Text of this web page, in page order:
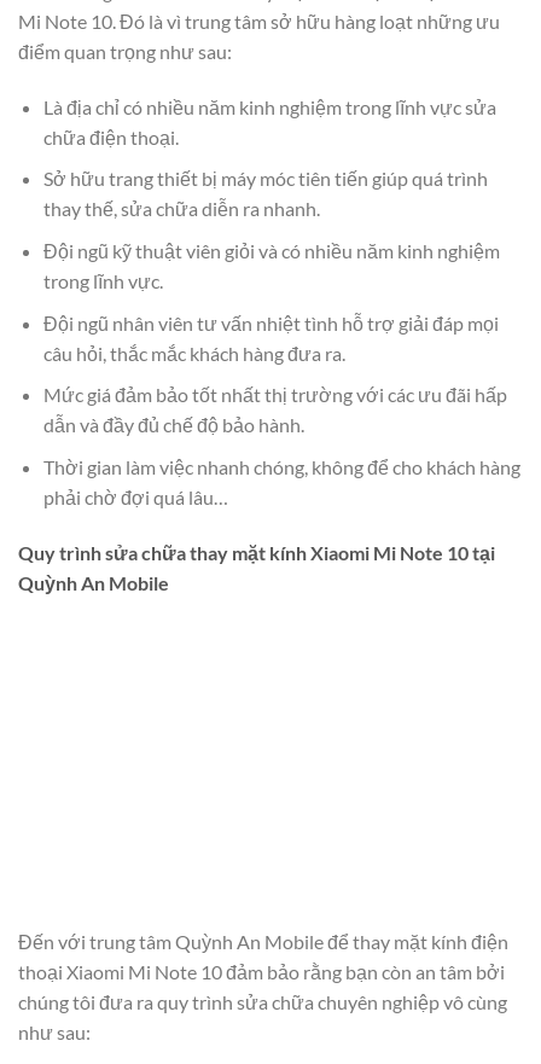
Mi Note 10. Đó là vì trung tâm sở hữu hàng loạt những ưu
điểm quan trọng như sau:
Là địa chỉ có nhiều năm kinh nghiệm trong lĩnh vực sửa
chữa điện thoại.
Sở hữu trang thiết bị máy móc tiên tiến giúp quá trình
thay thế, sửa chữa diễn ra nhanh.
Đội ngũ kỹ thuật viên giỏi và có nhiều năm kinh nghiệm
trong lĩnh vực.
Đội ngũ nhân viên tư vấn nhiệt tình hỗ trợ giải đáp mọi
câu hỏi, thắc mắc khách hàng đưa ra.
Mức giá đảm bảo tốt nhất thị trường với các ưu đãi hấp
dẫn và đầy đủ chế độ bảo hành.
Thời gian làm việc nhanh chóng, không để cho khách hàng
phải chờ đợi quá lâu…
Quy trình sửa chữa thay mặt kính Xiaomi Mi Note 10 tại
Quỳnh An Mobile
Đến với trung tâm Quỳnh An Mobile để thay mặt kính điện
thoại Xiaomi Mi Note 10 đảm bảo rằng bạn còn an tâm bởi
chúng tôi đưa ra quy trình sửa chữa chuyên nghiệp vô cùng
như sau: